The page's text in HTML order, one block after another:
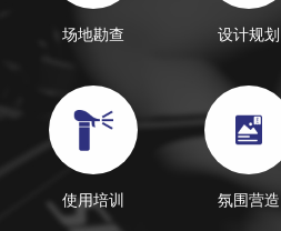
场地勘查 设计规划
使用培训 氛围营造